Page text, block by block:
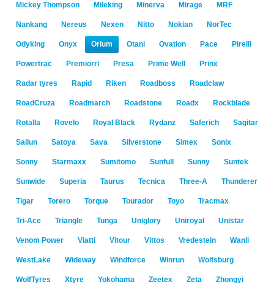
Mickey Thompson Mileking Minerva Mirage MRF
Nankang Nereus Nexen Nitto Nokian NorTec
Odyking Onyx Orium Otani Ovation Pace Pirelli
Powertrac Premiorri Presa Prime Well Prinx
Radar tyres Rapid Riken Roadboss Roadclaw
RoadCruza Roadmarch Roadstone Roadx Rockblade
Rotalla Rovelo Royal Black Rydanz Saferich Sagitar
Sailun Satoya Sava Silverstone Simex Sonix
Sonny Starmaxx Sumitomo Sunfull Sunny Suntek
Sunwide Superia Taurus Tecnica Three-A Thunderer
Tigar Torero Torque Tourador Toyo Tracmax
Tri-Ace Triangle Tunga Uniglory Uniroyal Unistar
Venom Power Viatti Vitour Vittos Vredestein Wanli
WestLake Wideway Windforce Winrun Wolfsburg
WolfTyres Xtyre Yokohama Zeetex Zeta Zhongyi